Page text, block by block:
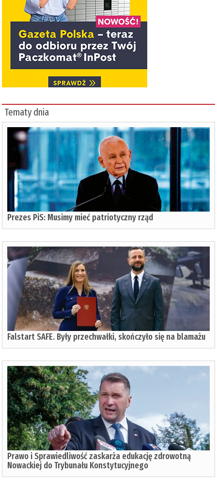
Tematy dnia
Prezes PiS: Musimy mieć patriotyczny rząd
Falstart SAFE. Były przechwałki, skończyło się na blamażu
Prawo i Sprawiedliwość zaskarża edukację zdrowotną
Nowackiej do Trybunału Konstytucyjnego